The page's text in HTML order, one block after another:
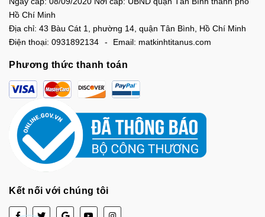
Hồ Chí Minh
Địa chỉ: 43 Bàu Cát 1, phường 14, quận Tân Bình, Hồ Chí Minh
Điện thoại: 0931892134 Email: matkinhtitanus.com
Phương thức thanh toán
Kết nối với chúng tôi